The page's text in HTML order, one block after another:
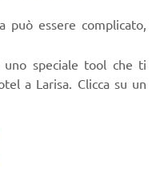
può essere complicato,
uno speciale tool che ti
a Larisa. Clicca su un